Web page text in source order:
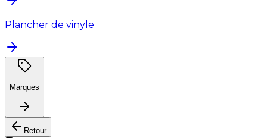
Plancher de vinyle
Marques
Retour